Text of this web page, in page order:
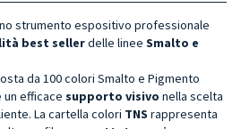
strumento espositivo professionale
best sellerdelle linee Smalto e
da 100 colori Smalto e Pigmento
un efficace supporto visivo nella scelta
La cartella colori TNS rappresenta